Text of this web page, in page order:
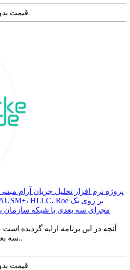
قیمت بدون
پروژه نرم افزار تحلیل جریان آرام
مجرای سه بعدی با شبکه سازمان
آنچه در این برنامه ارایه گردیده
سه بعدی تراکم‌پذیر ناپایا، با استفا..
قیمت بدون